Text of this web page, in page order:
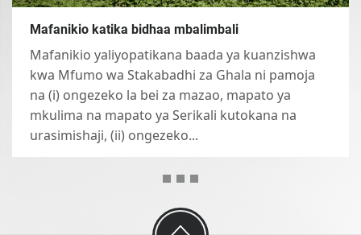
Mafanikio katika bidhaa mbalimbali
Mafanikio yaliyopatikana baada ya kuanzishwa
kwa Mfumo wa Stakabadhi za Ghala ni pamoja
na (i) ongezeko la bei za mazao, mapato ya
mkulima na mapato ya Serikali kutokana na
urasimishaji, (ii) ongezeko...